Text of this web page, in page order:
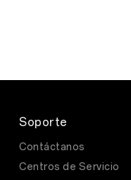
Soporte
Contáctanos
Centros de Servicio